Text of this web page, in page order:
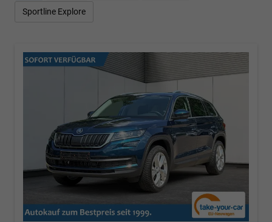
Sportline Explore